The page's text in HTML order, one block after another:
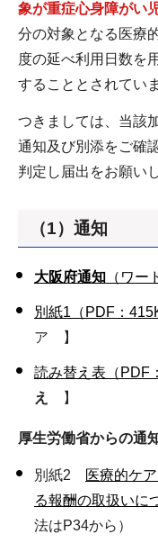
象が重症心身障がい
分の対象となる医療
度の延べ利用日数を
することとされてい
つきましては、当該
通知及び別添をご確
判定し届出をお願い
（1）通知
大阪府通知 （ワー
別紙1（PDF：
ア 】
読み替え表（PDF
え
】
厚生労働省からの通
別紙2
医療的ケ
る報酬の取扱いに
法はP34から）